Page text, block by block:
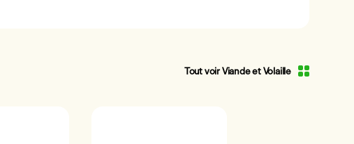
Tout voir Viande et Volaille